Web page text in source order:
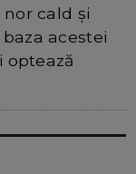
cald și
acestei
optează